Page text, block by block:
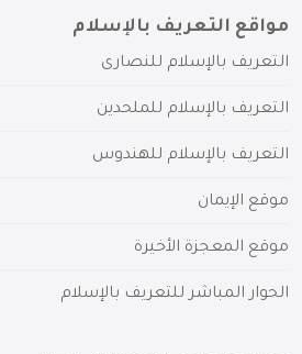
مواقع التعريف بالإسلام
التعريف بالإسلام للنصارى
التعريف بالإسلام للملحدين
التعريف بالإسلام للهندوس
موقع الإيمان
موقع المعجزة الأخيرة
الحوار المباشر للتعريف بالإسلام